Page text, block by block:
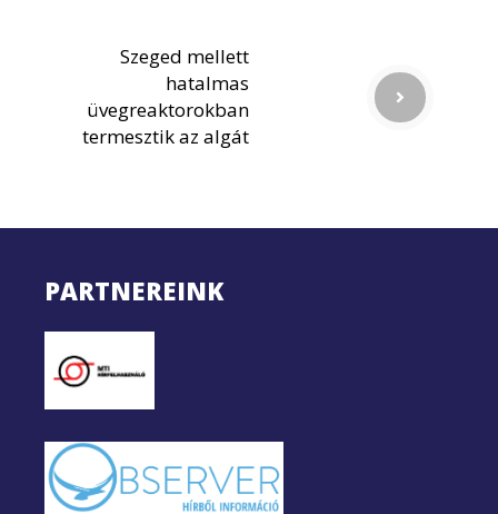
Szeged mellett
hatalmas
üvegreaktorokban
termesztik az algát
PARTNEREINK